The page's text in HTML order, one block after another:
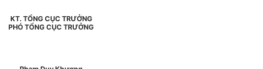
KT. TỔNG CỤC TRƯỞNG
PHÓ TỔNG CỤC TRƯỞNG